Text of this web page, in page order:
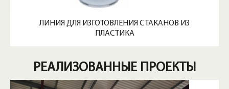
ЛИНИЯ ДЛЯ ИЗГОТОВЛЕНИЯ СТАКАНОВ ИЗ
ПЛАСТИКА
РЕАЛИЗОВАННЫЕ ПРОЕКТЫ